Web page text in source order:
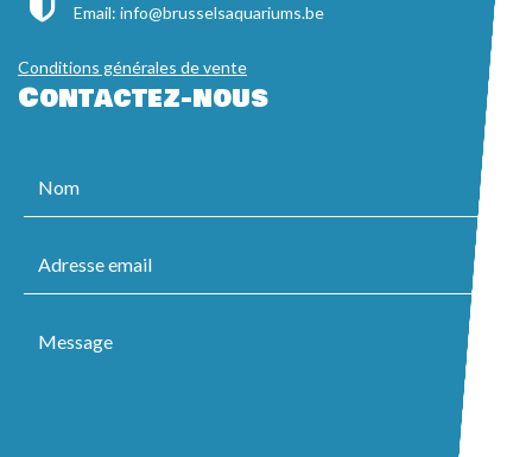
Email: info@brusselsaquariums.be
Conditions générales de vente
Contactez-nous